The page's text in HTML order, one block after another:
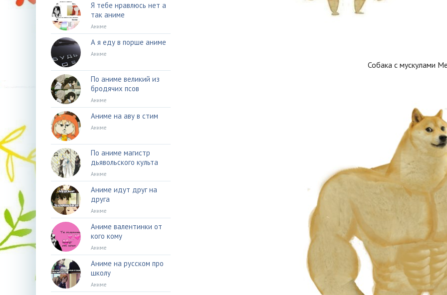
Собака с мускулами
Я тебе нравлюсь нет а
так аниме
Аниме
А я еду в порше аниме
Аниме
По аниме великий из
бродячих псов
Аниме
Аниме на аву в стим
Аниме
По аниме магистр
дьявольского культа
Аниме
Аниме идут друг на
друга
Аниме
Аниме валентинки от
кого кому
Аниме
Аниме на русском про
школу
Аниме